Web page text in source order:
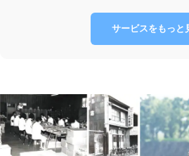
サービスをもっと